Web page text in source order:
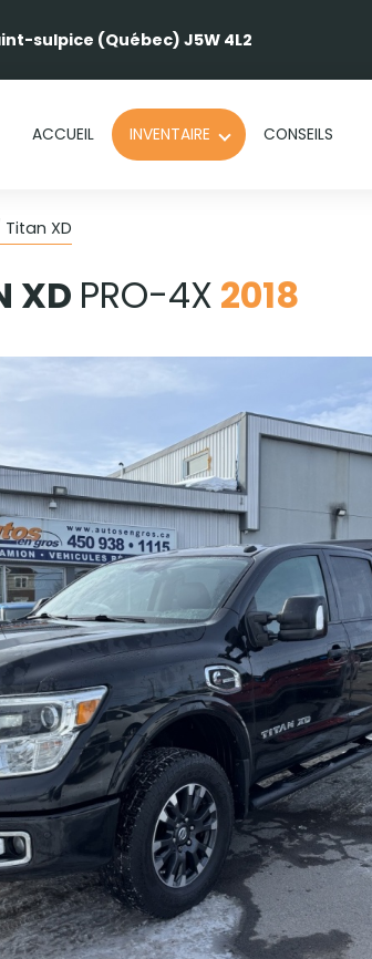
sulpice (Québec) J5W 4L2
ACCUEIL INVENTAIRE CONSEILS
Titan XD
XD PRO-4X 2018